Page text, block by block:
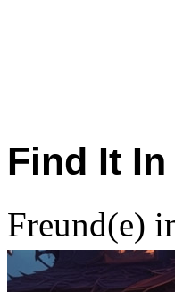
Find It
Freund(e)